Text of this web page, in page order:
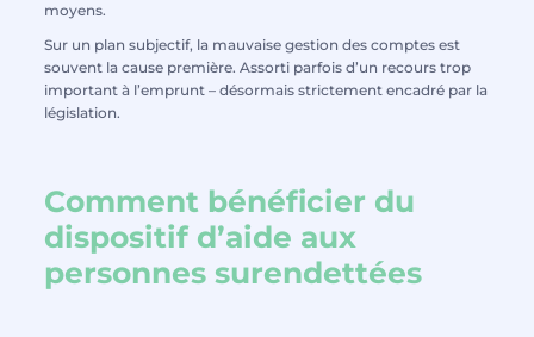
moyens.
Sur un plan subjectif, la mauvaise gestion des comptes est
souvent la cause première. Assorti parfois d’un recours trop
important à l’emprunt – désormais strictement encadré par la
législation.
Comment bénéficier du
dispositif d’aide aux
personnes surendettées